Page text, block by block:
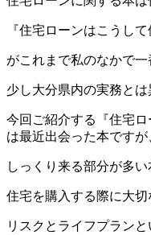
『住宅ローンはこうして
がこれまで私のなかで一
少し大分県内の実務とは
今回ご紹介する『住宅ロ
は最近出会った本ですが
しっくり来る部分が多い
住宅を購入する際に大切
リスクとライフプラン